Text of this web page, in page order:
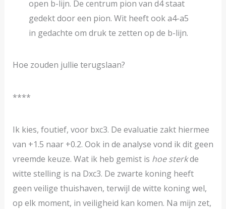
open b-lijn. De centrum pion van d4 staat
gedekt door een pion. Wit heeft ook a4-a5
in gedachte om druk te zetten op de b-lijn.
Hoe zouden jullie terugslaan?
****
Ik kies, foutief, voor bxc3. De evaluatie zakt hiermee
van +1.5 naar +0.2. Ook in de analyse vond ik dit geen
vreemde keuze. Wat ik heb gemist is hoe sterkde
witte stelling is na Dxc3. De zwarte koning heeft
geen veilige thuishaven, terwijl de witte koning wel,
op elk moment, in veiligheid kan komen. Na mijn zet,